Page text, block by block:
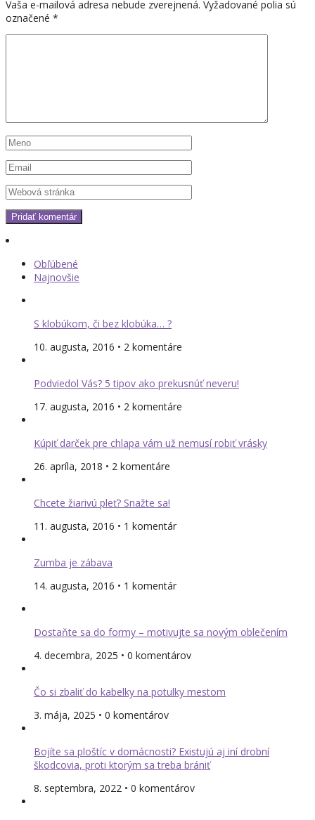
Vaša e-mailová adresa nebude zverejnená. Vyžadované polia sú
označené *
Obľúbené
Najnovšie
S klobúkom, či bez klobúka… ?
10. augusta, 2016 • 2 komentáre
Podviedol Vás? 5 tipov ako prekusnúť neveru!
17. augusta, 2016 • 2 komentáre
Kúpiť darček pre chlapa vám už nemusí robiť vrásky
26. apríla, 2018 • 2 komentáre
Chcete žiarivú pleť? Snažte sa!
11. augusta, 2016 • 1 komentár
Zumba je zábava
14. augusta, 2016 • 1 komentár
Dostaňte sa do formy – motivujte sa novým oblečením
4. decembra, 2025 • 0 komentárov
Čo si zbaliť do kabelky na potulky mestom
3. mája, 2025 • 0 komentárov
Bojíte sa ploštíc v domácnosti? Existujú aj iní drobní
škodcovia, proti ktorým sa treba brániť
8. septembra, 2022 • 0 komentárov